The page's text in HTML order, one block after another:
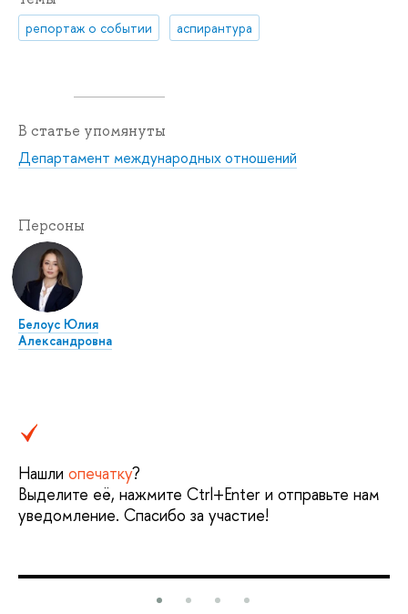
репортаж о событии аспирантура
В статье упомянуты
Департамент международных отношений
Персоны
Белоус Юлия
Александровна
Нашли опечатку?
Выделите её, нажмите Ctrl+Enter и отправьте нам
уведомление. Спасибо за участие!